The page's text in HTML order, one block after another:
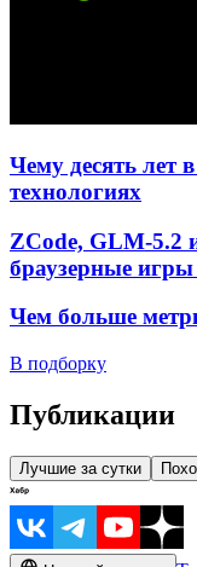
Чему десять лет
технологиях
ZCode, GLM-5.2
браузерные
Чем больше
В подборку
Публикации
Лучшие за сутки